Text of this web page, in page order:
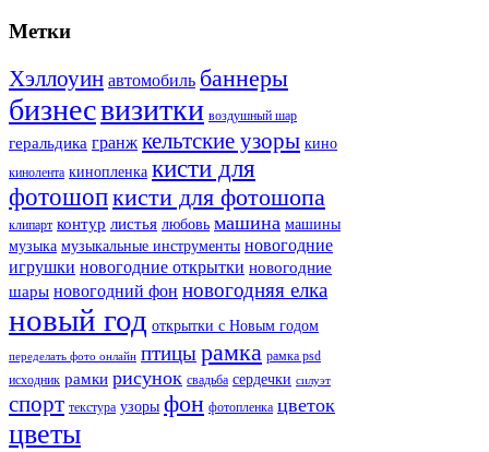
Метки
Хэллоуин автомобиль баннеры
бизнесвизитки воздушный шар
геральдика гранж кельтские узоры кино
кинолента кинопленка кисти для
фотошопкисти для фотошопа
клипарт контур листья любовь машина машины
музыка музыкальные инструменты новогодние
игрушки новогодние открытки новогодние
шары новогодний фон новогодняя елка
новый год открытки с Новым годом
переделать фото онлайн птицырамка рамка psd
исходник рамки рисунок свадьба сердечки силуэт
спорт текстура узоры фон фотопленка цветок
цветы